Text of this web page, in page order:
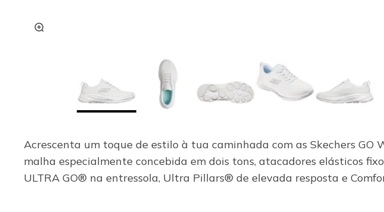
Acrescenta um toque de estilo à tua caminhada com as Skechers
malha especialmente concebida em dois tons, atacadores elásticos
ULTRA GO® na entressola, Ultra Pillars® de elevada resposta e